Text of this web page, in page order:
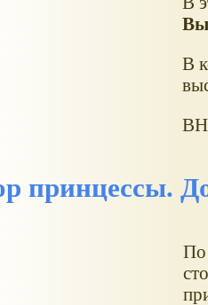
В
принцессы.
По